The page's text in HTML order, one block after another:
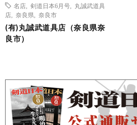
名店
剣道日本6月号
丸誠武道具
店
奈良県 奈良市
(有)丸誠武道具店（奈良県奈
良市）